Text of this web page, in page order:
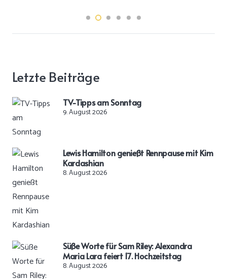
Letzte Beiträge
TV-Tipps am Sonntag
9. August 2026
Lewis Hamilton genießt Rennpause mit Kim
Kardashian
8. August 2026
Süße Worte für Sam Riley: Alexandra
Maria Lara feiert 17. Hochzeitstag
8. August 2026